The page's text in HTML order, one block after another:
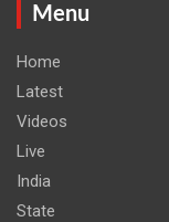
Menu
Home
Latest
Videos
Live
India
State